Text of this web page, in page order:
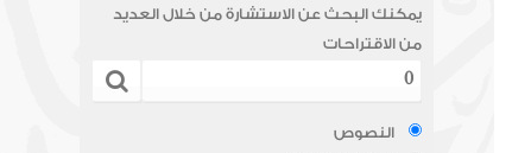
يمكنك البحث عن الاستشارة من خلال العديد
من الاقتراحات
النصوص